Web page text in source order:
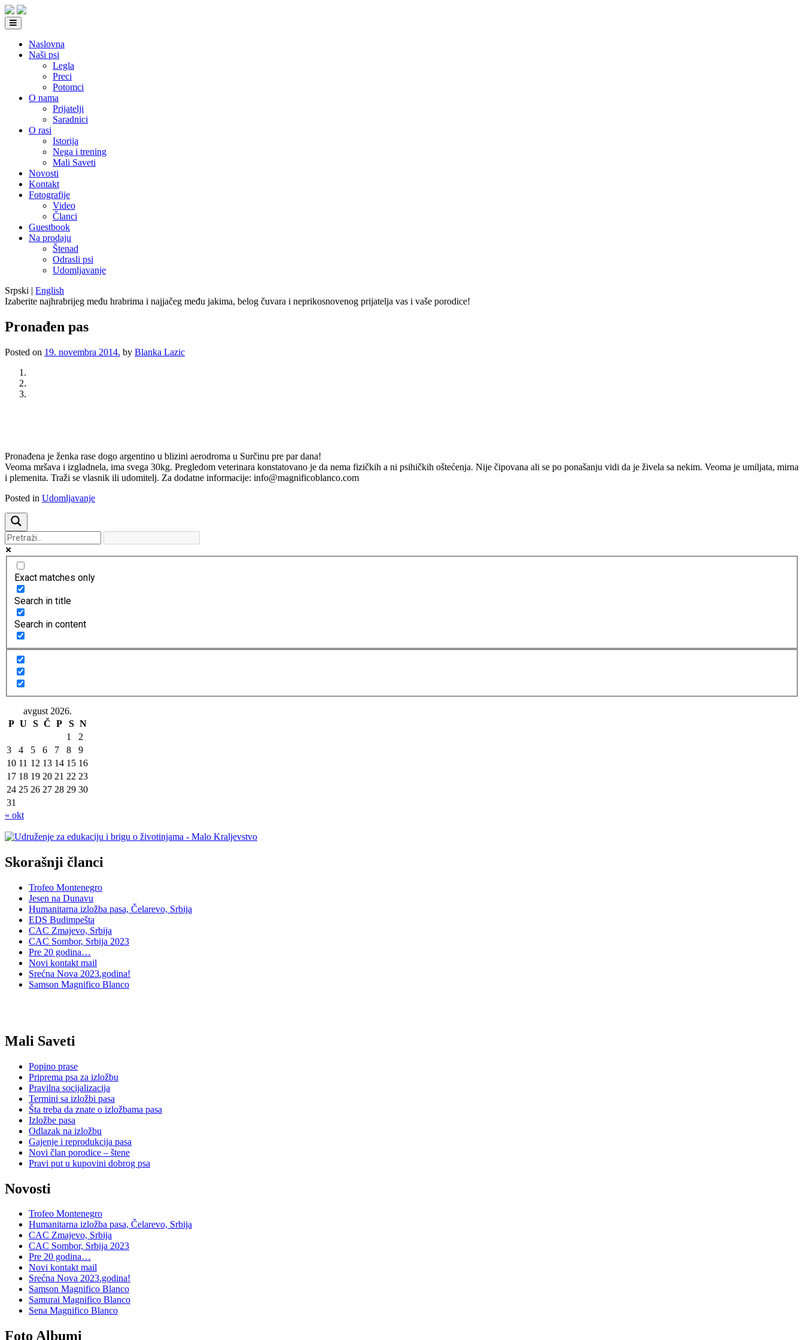
Naslovna
Naši psi
Legla
Preci
Potomci
O nama
Prijatelji
Saradnici
O rasi
Istorija
Nega i trening
Mali Saveti
Novosti
Kontakt
Fotografije
Video
Članci
Guestbook
Na prodaju
Štenad
Odrasli psi
Udomljavanje
Srpski | English
Izaberite najhrabrijeg među hrabrima i najjačeg među jakima, belog čuvara i neprikosnovenog prijatelja vas i vaše porodice!
Pronađen pas
Posted on 19. novembra 2014. by Blanka Lazic
Pronađena je ženka rase dogo argentino u blizini aerodroma u Surčinu pre par dana!
Veoma mršava i izgladnela, ima svega 30kg. Pregledom veterinara konstatovano je da nema fizičkih a ni psihičkih oštećenja. Nije čipovana ali se po ponašanju vidi da je živela sa nekim. Veoma je umiljata, mirna
i plemenita. Traži se vlasnik ili udomitelj. Za dodatne informacije: info@magnificoblanco.com
Posted in Udomljavanje
Exact matches only
Search in title
Search in content
avgust 2026.
P U S Č P S N
1
2
3
4 5 6 7 8
9
10 11 12 13 14 15 16
17 18 19 20 21 22 23
24 25 26 27 28 29 30
31
« okt
Skorašnji članci
Trofeo Montenegro
Jesen na Dunavu
Humanitarna izložba pasa, Čelarevo, Srbija
EDS Budimpešta
CAC Zmajevo, Srbija
CAC Sombor, Srbija 2023
Pre 20 godina…
Novi kontakt mail
Srećna Nova 2023.godina!
Samson Magnifico Blanco
Mali Saveti
Popino prase
Priprema psa za izložbu
Pravilna socijalizacija
Termini sa izložbi pasa
Šta treba da znate o izložbama pasa
Izložbe pasa
Odlazak na izložbu
Gajenje i reprodukcija pasa
Novi član porodice – štene
Pravi put u kupovini dobrog psa
Novosti
Trofeo Montenegro
Humanitarna izložba pasa, Čelarevo, Srbija
CAC Zmajevo, Srbija
CAC Sombor, Srbija 2023
Pre 20 godina…
Novi kontakt mail
Srećna Nova 2023.godina!
Samson Magnifico Blanco
Samurai Magnifico Blanco
Sena Magnifico Blanco
Foto Albumi